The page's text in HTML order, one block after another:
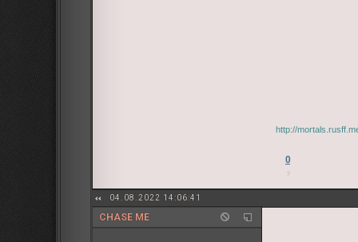
http://
0
04.08.2022 14:06:41
CHASE ME